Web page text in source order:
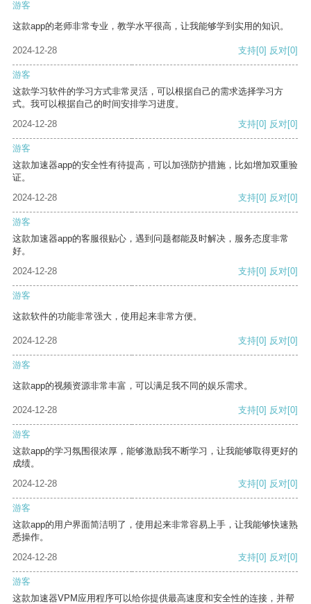
游客
这款app的老师非常专业，教学水平很高，让我能够学到实用的知识。
2024-12-28 支持[0] 反对[0]
游客
这款学习软件的学习方式非常灵活，可以根据自己的需求选择学习方
式。我可以根据自己的时间安排学习进度。
2024-12-28
支持[0] 反对[0]
游客
这款加速器app的安全性有待提高，可以加强防护措施，比如增加双重验
证。
2024-12-28
支持[0] 反对[0]
游客
这款加速器app的客服很贴心，遇到问题都能及时解决，服务态度非常
好。
2024-12-28
支持[0] 反对[0]
游客
这款软件的功能非常强大，使用起来非常方便。
2024-12-28 支持[0] 反对[0]
游客
这款app的视频资源非常丰富，可以满足我不同的娱乐需求。
2024-12-28 支持[0] 反对[0]
游客
这款app的学习氛围很浓厚，能够激励我不断学习，让我能够取得更好的
成绩。
2024-12-28
支持[0] 反对[0]
游客
这款app的用户界面简洁明了，使用起来非常容易上手，让我能够快速熟
悉操作。
2024-12-28
支持[0] 反对[0]
游客
这款加速器VPM应用程序可以给你提供最高速度和安全性的连接，并帮